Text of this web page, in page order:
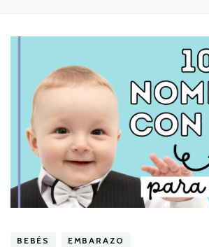
BEBÉS EMBARAZO